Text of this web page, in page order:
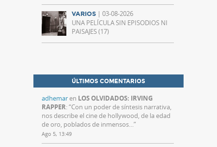
VARIOS | 03-08-2026
UNA PELÍCULA SIN EPISODIOS NI
PAISAJES (17)
ÚLTIMOS COMENTARIOS
adhemaren LOS OLVIDADOS: IRVING
RAPPER: “Con un poder de síntesis narrativa,
nos describe el cine de hollywood, de la edad
de oro, poblados de inmensos…”
Ago 5, 13:49